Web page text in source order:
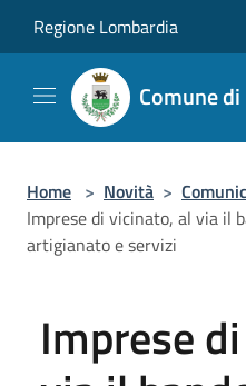
Regione Lombardia
Comune
Home > Novità >
Imprese di vicinato, al via il
artigianato e servizi
Imprese